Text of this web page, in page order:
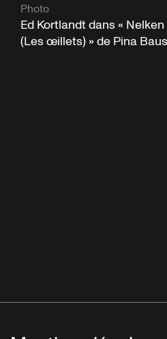
Photo
Ed Kortlandt dans « Nelken
(Les œillets) » de Pina